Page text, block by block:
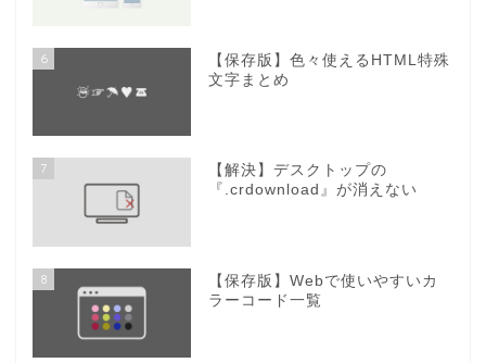
6
【保存版】色々使えるHTML特殊
文字まとめ
7
【解決】デスクトップの
『.crdownload』が消えない
8
【保存版】Webで使いやすいカ
ラーコード一覧